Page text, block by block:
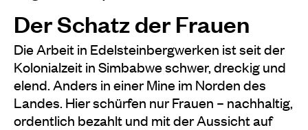
Der Schatz der Frauen
Die Arbeit in Edelsteinbergwerken ist seit der
Kolonialzeit in Simbabwe schwer, dreckig und
elend. Anders in einer Mine im Norden des
Landes. Hier schürfen nur Frauen – nachhaltig,
ordentlich bezahlt und mit der Aussicht auf